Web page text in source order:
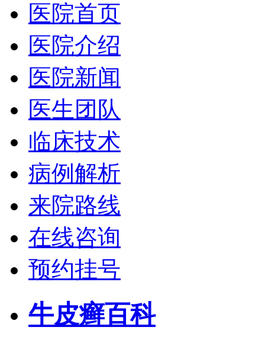
医院首页
医院介绍
医院新闻
医生团队
临床技术
病例解析
来院路线
在线咨询
预约挂号
牛皮癣百科